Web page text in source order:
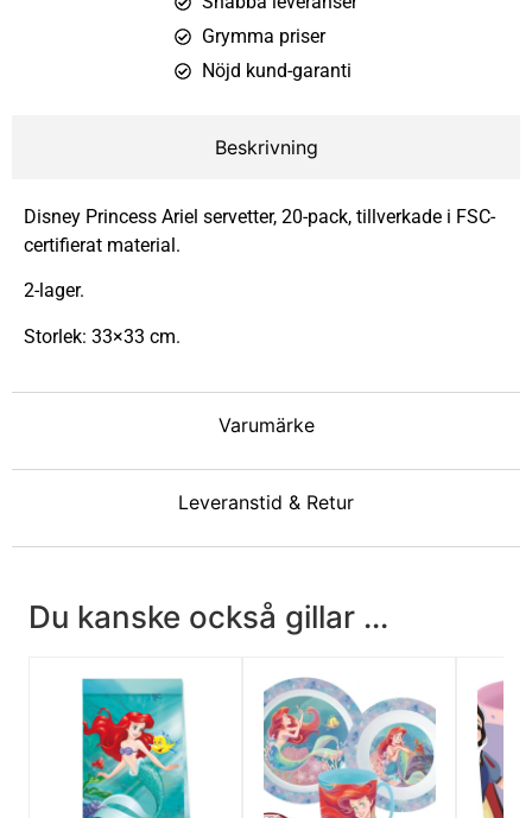
Grymma priser
Nöjd kund-garanti
Beskrivning
Varumärke
Leveranstid & Retur
Disney Princess Ariel servetter, 20-pack, tillverkade i FSC-
certifierat material.
2-lager.
Storlek: 33×33 cm.
Du kanske också gillar ...